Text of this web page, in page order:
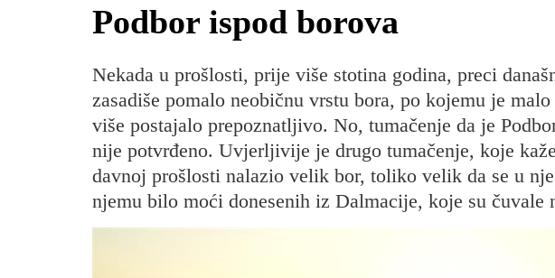
Podbor ispod borova
Nekada u prošlosti, prije više stotina godina, preci
zasadiše pomalo neobičnu vrstu bora, po kojemu je
više postajalo prepoznatljivo. No, tumačenje da je
nije potvrđeno. Uvjerljivije je drugo tumačenje, koje
davnoj prošlosti nalazio velik bor, toliko velik da se u
njemu bilo moći donesenih iz Dalmacije, koje su čuvale